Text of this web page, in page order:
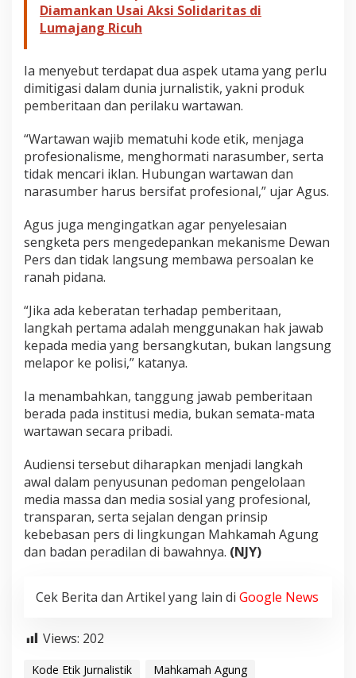
Diamankan Usai Aksi Solidaritas di
Lumajang Ricuh
Ia menyebut terdapat dua aspek utama yang perlu
dimitigasi dalam dunia jurnalistik, yakni produk
pemberitaan dan perilaku wartawan.
“Wartawan wajib mematuhi kode etik, menjaga
profesionalisme, menghormati narasumber, serta
tidak mencari iklan. Hubungan wartawan dan
narasumber harus bersifat profesional,” ujar Agus.
Agus juga mengingatkan agar penyelesaian
sengketa pers mengedepankan mekanisme Dewan
Pers dan tidak langsung membawa persoalan ke
ranah pidana.
“Jika ada keberatan terhadap pemberitaan,
langkah pertama adalah menggunakan hak jawab
kepada media yang bersangkutan, bukan langsung
melapor ke polisi,” katanya.
Ia menambahkan, tanggung jawab pemberitaan
berada pada institusi media, bukan semata-mata
wartawan secara pribadi.
Audiensi tersebut diharapkan menjadi langkah
awal dalam penyusunan pedoman pengelolaan
media massa dan media sosial yang profesional,
transparan, serta sejalan dengan prinsip
kebebasan pers di lingkungan Mahkamah Agung
dan badan peradilan di bawahnya. (NJY)
Cek Berita dan Artikel yang lain di Google News
Views: 202
Kode Etik Jurnalistik
Mahkamah Agung